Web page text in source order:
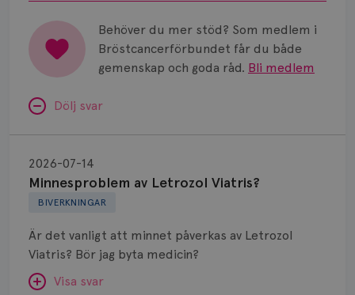
Behöver du mer stöd? Som medlem i
Bröstcancerförbundet får du både
gemenskap och goda råd. Bli medlem
Dölj svar
BIVERKNINGAR
Minnesproblem av Letrozol Viatris?
2026-07-14
Är det vanligt att minnet påverkas av Letrozol
Viatris? Bör jag byta medicin?
Visa svar
Letrozol
Viatris?